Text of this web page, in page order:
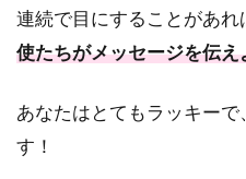
の占
に無
談！
連続で目にすることがあれ
使たちがメッセージを伝
あなたはとてもラッキー
す！